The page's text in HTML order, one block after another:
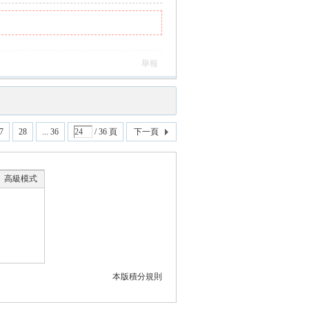
舉報
28 ... 36 / 36 頁 下一頁
高級模式
本版積分規則